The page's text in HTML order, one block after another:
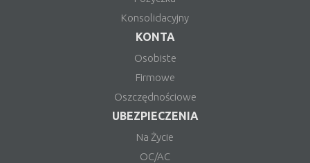
Konsolidacyjny
KONTA
Osobiste
Firmowe
Oszczędnościowe
UBEZPIECZENIA
Na Życie
OC/AC